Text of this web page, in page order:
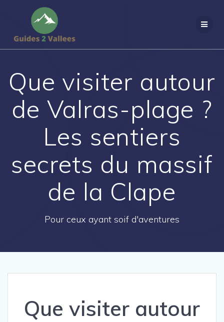
Que visiter autour
de Valras-plage ?
Les sentiers
secrets du massif
de la Clape
Pour ceux ayant soif d'aventures
Que visiter autour